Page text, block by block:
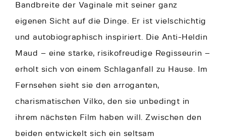
Bandbreite der Vaginale mit seiner ganz
eigenen Sicht auf die Dinge. Er ist vielschichtig
und autobiographisch inspiriert. Die Anti-Heldin
Maud – eine starke, risikofreudige Regisseurin –
erholt sich von einem Schlaganfall zu Hause. Im
Fernsehen sieht sie den arroganten,
charismatischen Vilko, den sie unbedingt in
ihrem nächsten Film haben will. Zwischen den
beiden entwickelt sich ein seltsam